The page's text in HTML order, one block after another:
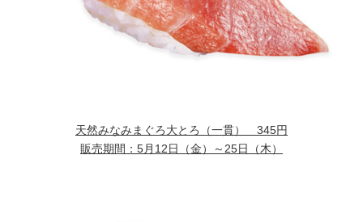
天然みなみまぐろ大とろ（一貫） 345円
販売期間：5月12日（金）～25日（木）